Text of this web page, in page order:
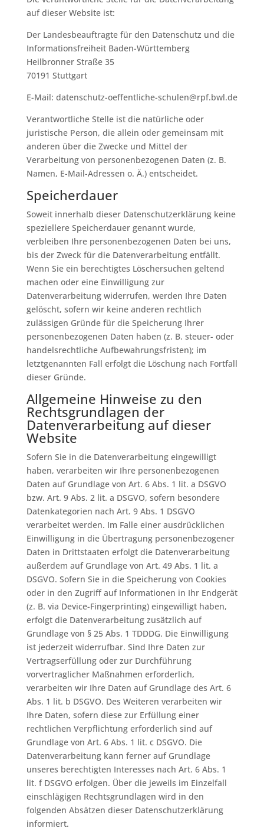
auf dieser Website ist:
Der Landesbeauftragte für den Datenschutz und die
Informationsfreiheit Baden-Württemberg
Heilbronner Straße 35
70191 Stuttgart
E-Mail: datenschutz-oeffentliche-schulen@rpf.bwl.de
Verantwortliche Stelle ist die natürliche oder
juristische Person, die allein oder gemeinsam mit
anderen über die Zwecke und Mittel der
Verarbeitung von personenbezogenen Daten (z. B.
Namen, E-Mail-Adressen o. Ä.) entscheidet.
Speicherdauer
Soweit innerhalb dieser Datenschutzerklärung keine
speziellere Speicherdauer genannt wurde,
verbleiben Ihre personenbezogenen Daten bei uns,
bis der Zweck für die Datenverarbeitung entfällt.
Wenn Sie ein berechtigtes Löschersuchen geltend
machen oder eine Einwilligung zur
Datenverarbeitung widerrufen, werden Ihre Daten
gelöscht, sofern wir keine anderen rechtlich
zulässigen Gründe für die Speicherung Ihrer
personenbezogenen Daten haben (z. B. steuer- oder
handelsrechtliche Aufbewahrungsfristen); im
letztgenannten Fall erfolgt die Löschung nach Fortfall
dieser Gründe.
Allgemeine Hinweise zu den
Rechtsgrundlagen der
Datenverarbeitung auf dieser
Website
Sofern Sie in die Datenverarbeitung eingewilligt
haben, verarbeiten wir Ihre personenbezogenen
Daten auf Grundlage von Art. 6 Abs. 1 lit. a DSGVO
bzw. Art. 9 Abs. 2 lit. a DSGVO, sofern besondere
Datenkategorien nach Art. 9 Abs. 1 DSGVO
verarbeitet werden. Im Falle einer ausdrücklichen
Einwilligung in die Übertragung personenbezogener
Daten in Drittstaaten erfolgt die Datenverarbeitung
außerdem auf Grundlage von Art. 49 Abs. 1 lit. a
DSGVO. Sofern Sie in die Speicherung von Cookies
oder in den Zugriff auf Informationen in Ihr Endgerät
(z. B. via Device-Fingerprinting) eingewilligt haben,
erfolgt die Datenverarbeitung zusätzlich auf
Grundlage von § 25 Abs. 1 TDDDG. Die Einwilligung
ist jederzeit widerrufbar. Sind Ihre Daten zur
Vertragserfüllung oder zur Durchführung
vorvertraglicher Maßnahmen erforderlich,
verarbeiten wir Ihre Daten auf Grundlage des Art. 6
Abs. 1 lit. b DSGVO. Des Weiteren verarbeiten wir
Ihre Daten, sofern diese zur Erfüllung einer
rechtlichen Verpflichtung erforderlich sind auf
Grundlage von Art. 6 Abs. 1 lit. c DSGVO. Die
Datenverarbeitung kann ferner auf Grundlage
unseres berechtigten Interesses nach Art. 6 Abs. 1
lit. f DSGVO erfolgen. Über die jeweils im Einzelfall
einschlägigen Rechtsgrundlagen wird in den
folgenden Absätzen dieser Datenschutzerklärung
informiert.